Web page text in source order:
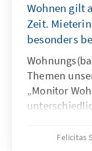
Wohnen gilt
Zeit.
besonders
Themen
„Monitor
Felicitas